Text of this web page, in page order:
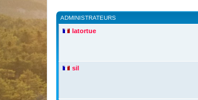
ADMINISTRATEURS
latortue
sil